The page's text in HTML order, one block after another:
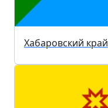
Хабаровский край